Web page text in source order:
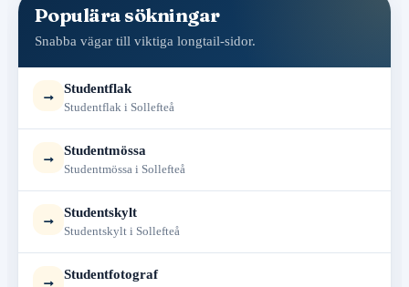
Populära sökningar
Snabba vägar till viktiga longtail-sidor.
→ Studentflak
Studentflak i Sollefteå
→ Studentmössa
Studentmössa i Sollefteå
→ Studentskylt
Studentskylt i Sollefteå
→ Studentfotograf